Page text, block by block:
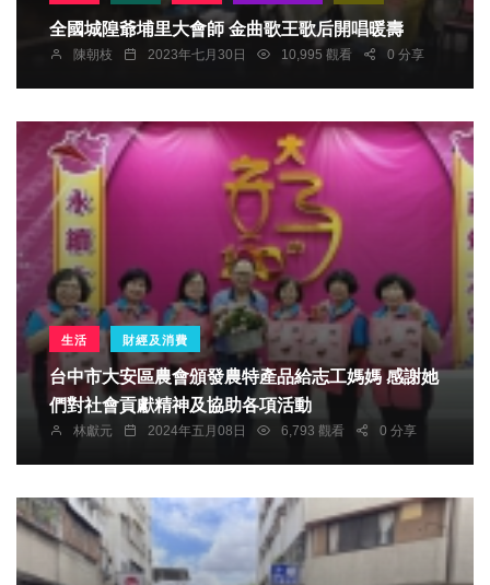
全國城隍爺埔里大會師 金曲歌王歌后開唱暖壽
陳朝枝 2023年七月30日 10,995 觀看 0 分享
生活 財經及消費
台中市大安區農會頒發農特產品給志工媽媽 感謝她
們對社會貢獻精神及協助各項活動
林獻元 2024年五月08日 6,793 觀看 0 分享